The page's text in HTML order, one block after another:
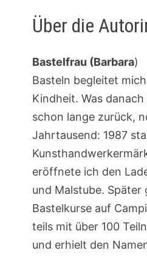
Über die
Bastelfrau (Barbara)
Basteln begleitet
Kindheit. Was
schon lange zurück,
Jahrtausend: 1987
eröffnete ich den
und Malstube. Später
Bastelkurse auf
teils mit über 100
und erhielt den